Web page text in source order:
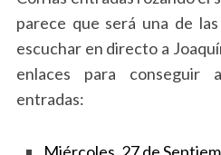
parece que será una de
escuchar en directo a
enlaces para conseguir
entradas: